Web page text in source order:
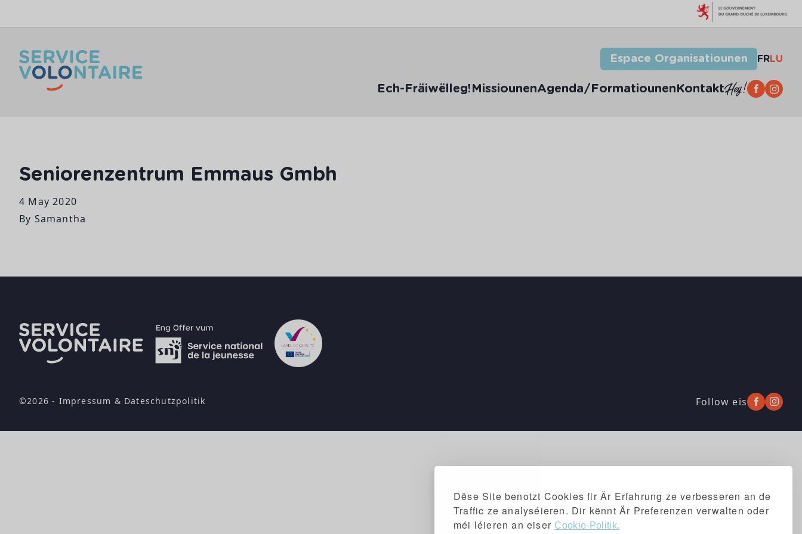
Dëse Site benotzt Cookies fir Är Erfahrung ze verbesseren an de
Traffic ze analyséieren. Dir kënnt Är Preferenzen verwalten oder
méi léieren an eiser Cookie-Politik.
Espace Organisatiounen FRLU
Ech-Fräiwëlleg! MissiounenAgenda/FormatiounenKontakt
Seniorenzentrum Emmaus Gmbh
4 May 2020
By Samantha
©2026 - Impressum & Dateschutzpolitik Follow eis